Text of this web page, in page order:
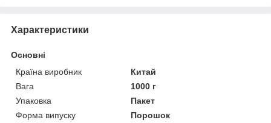
Характеристики
Основні
Країна виробник
Китай
Вага
1000 г
Упаковка
Пакет
Форма випуску
Порошок